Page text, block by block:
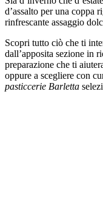
d’assalto per una coppa
rinfrescante assaggio
Scopri tutto ciò che ti
dall’apposita sezione in
preparazione che ti
oppure a scegliere con
pasticcerie Barletta